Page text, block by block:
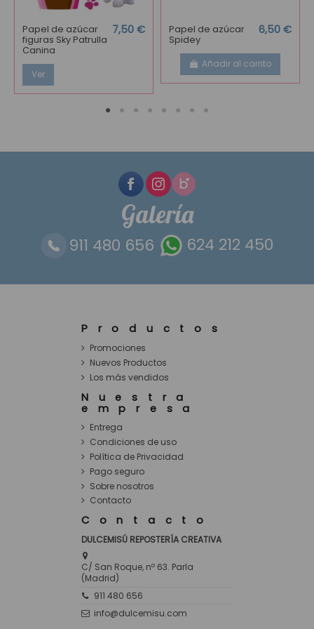
Papel de azúcar
figuras Sky Patrulla
Canina
7,50 €
Ver
Papel de azúcar
Spidey
6,50 €
Añadir al carrito
Galería
911 480 656 624 212 450
Productos
Promociones
Nuevos Productos
Los más vendidos
Nuestra
empresa
Entrega
Condiciones de uso
Política de Privacidad
Pago seguro
Sobre nosotros
Contacto
Contacto
DULCEMISÚ REPOSTERÍA CREATIVA
C/ San Roque, nº 63. Parla
(Madrid)
911 480 656
info@dulcemisu.com